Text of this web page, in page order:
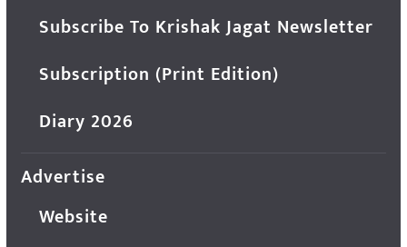
Subscribe To Krishak Jagat Newsletter
Subscription (Print Edition)
Diary 2026
Advertise
Website